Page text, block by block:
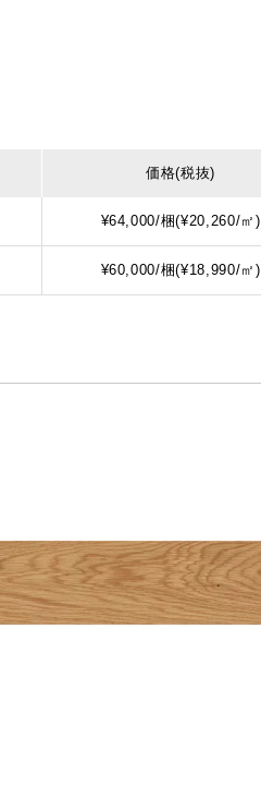
価格(税抜)
¥64,000/梱(¥20,260/㎡)
¥60,000/梱(¥18,990/㎡)